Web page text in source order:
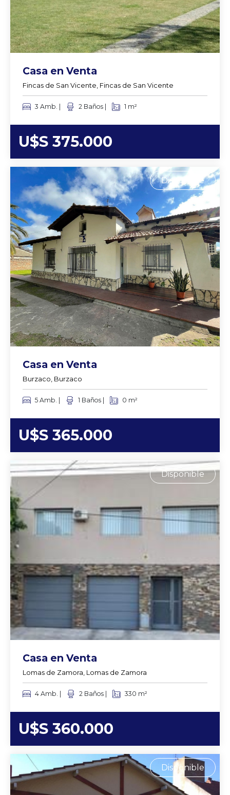
Casa en Venta
Fincas de San Vicente, Fincas de San Vicente
3 Amb. | 2 Baños | 1 m²
U$S 375.000
Disponible
Casa en Venta
Burzaco, Burzaco
5 Amb. | 1 Baños | 0 m²
U$S 365.000
Disponible
Casa en Venta
Lomas de Zamora, Lomas de Zamora
4 Amb. | 2 Baños | 330 m²
U$S 360.000
Disponible